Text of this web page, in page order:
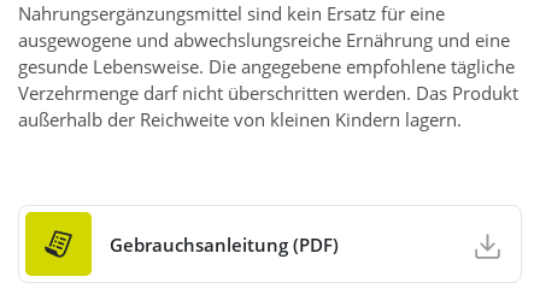
Nahrungsergänzungsmittel sind kein Ersatz für eine
ausgewogene und abwechslungsreiche Ernährung und eine
gesunde Lebensweise. Die angegebene empfohlene tägliche
Verzehrmenge darf nicht überschritten werden. Das Produkt
außerhalb der Reichweite von kleinen Kindern lagern.
Gebrauchsanleitung (PDF)